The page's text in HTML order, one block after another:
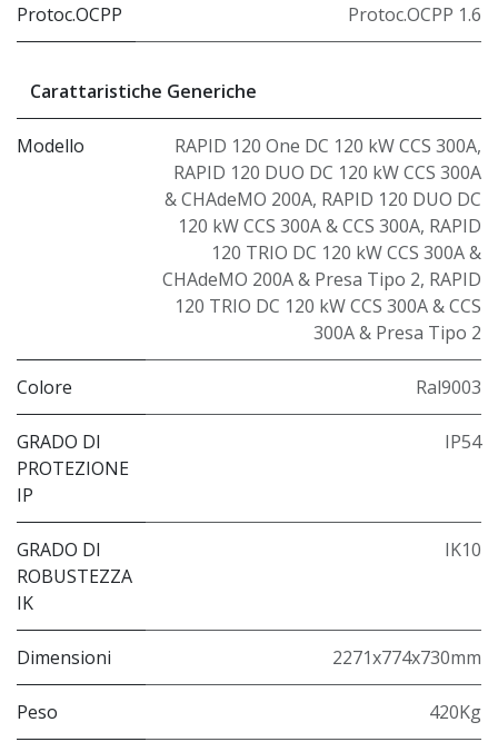
Protoc.OCPP Protoc.OCPP 1.6
Carattaristiche Generiche
Modello RAPID 120 One DC 120 kW CCS 300A,
RAPID 120 DUO DC 120 kW CCS 300A
& CHAdeMO 200A, RAPID 120 DUO DC
120 kW CCS 300A & CCS 300A, RAPID
120 TRIO DC 120 kW CCS 300A &
CHAdeMO 200A & Presa Tipo 2, RAPID
120 TRIO DC 120 kW CCS 300A & CCS
300A & Presa Tipo 2
Colore Ral9003
GRADO DI
PROTEZIONE
IP
IP54
GRADO DI
ROBUSTEZZA
IK
IK10
Dimensioni 2271x774x730mm
Peso 420Kg